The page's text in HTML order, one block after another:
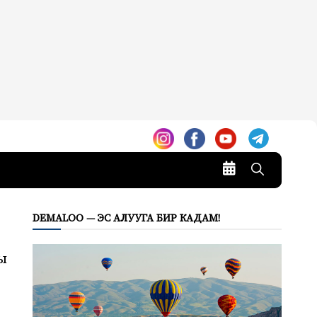
DEMALOO — ЭС АЛУУГА БИР КАДАМ!